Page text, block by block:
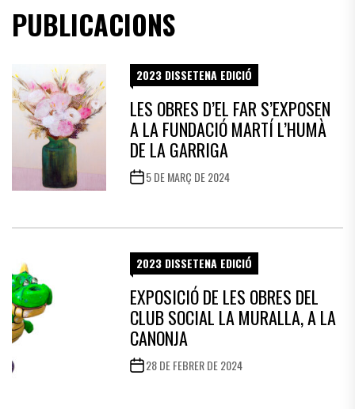
PUBLICACIONS
2023 DISSETENA EDICIÓ
LES OBRES D’EL FAR S’EXPOSEN
A LA FUNDACIÓ MARTÍ L’HUMÀ
DE LA GARRIGA
5 DE MARÇ DE 2024
2023 DISSETENA EDICIÓ
EXPOSICIÓ DE LES OBRES DEL
CLUB SOCIAL LA MURALLA, A LA
CANONJA
28 DE FEBRER DE 2024